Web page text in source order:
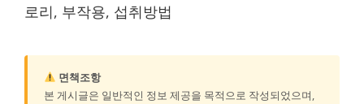
로리, 부작용, 섭취방법
면책조항
본 게시글은 일반적인 정보 제공을 목적으로 작성되었으며,